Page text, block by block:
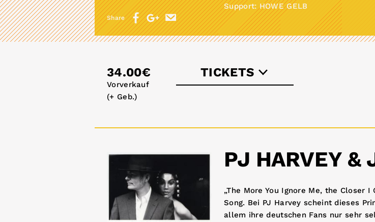
Support: HOWE GELB
Share
34.00€
Vorverkauf
(+ Geb.)
TICKETS
PJ HARVEY &
„The More You Ignore Me, the Closer
Song. Bei PJ Harvey scheint dieses
allem ihre deutschen Fans nur sehr